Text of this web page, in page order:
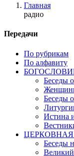
Главная
радио
Передачи
По рубрикам
По алфавиту
Беседы
Беседы
Истина
Беседы